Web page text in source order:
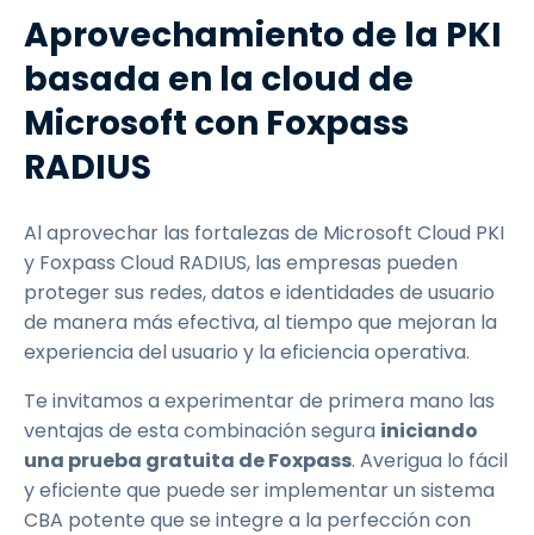
Aprovechamiento de la PKI
basada en la cloud de
Microsoft con Foxpass
RADIUS
Al aprovechar las fortalezas de Microsoft Cloud PKI
y Foxpass Cloud RADIUS, las empresas pueden
proteger sus redes, datos e identidades de usuario
de manera más efectiva, al tiempo que mejoran la
experiencia del usuario y la eficiencia operativa.
Te invitamos a experimentar de primera mano las
ventajas de esta combinación segura iniciando
una prueba gratuita de Foxpass. Averigua lo fácil
y eficiente que puede ser implementar un sistema
CBA potente que se integre a la perfección con